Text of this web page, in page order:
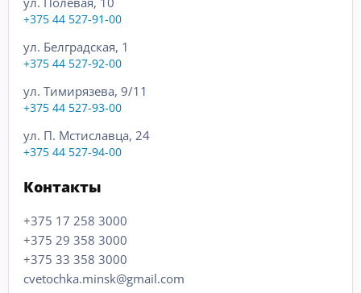
+375 44 527-91-00
ул. Белградская, 1
+375 44 527-92-00
ул. Тимирязева, 9/11
+375 44 527-93-00
ул. П. Мстиславца, 24
+375 44 527-94-00
Контакты
+375 17 258 3000
+375 29 358 3000
+375 33 358 3000
cvetochka.minsk@gmail.com